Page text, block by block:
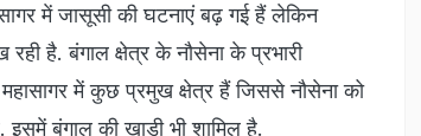
में जासूसी की घटनाएं बढ़ गई हैं लेकिन
रही है. बंगाल क्षेत्र के नौसेना के प्रभारी
महासागर में कुछ प्रमुख क्षेत्र हैं जिससे नौसेना को
इसमें बंगाल की खाड़ी भी शामिल है.